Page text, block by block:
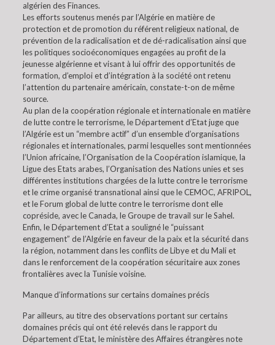
algérien des Finances.
Les efforts soutenus menés par l’Algérie en matière de
protection et de promotion du référent religieux national, de
prévention de la radicalisation et de dé-radicalisation ainsi que
les politiques socioéconomiques engagées au profit de la
jeunesse algérienne et visant à lui offrir des opportunités de
formation, d’emploi et d’intégration à la société ont retenu
l’attention du partenaire américain, constate-t-on de même
source.
Au plan de la coopération régionale et internationale en matière
de lutte contre le terrorisme, le Département d’Etat juge que
l’Algérie est un “membre actif” d’un ensemble d’organisations
régionales et internationales, parmi lesquelles sont mentionnées
l’Union africaine, l’Organisation de la Coopération islamique, la
Ligue des Etats arabes, l’Organisation des Nations unies et ses
différentes institutions chargées de la lutte contre le terrorisme
et le crime organisé transnational ainsi que le CEMOC, AFRIPOL,
et le Forum global de lutte contre le terrorisme dont elle
copréside, avec le Canada, le Groupe de travail sur le Sahel.
Enfin, le Département d’Etat a souligné le “puissant
engagement” de l’Algérie en faveur de la paix et la sécurité dans
la région, notamment dans les conflits de Libye et du Mali et
dans le renforcement de la coopération sécuritaire aux zones
frontalières avec la Tunisie voisine.
Manque d’informations sur certains domaines précis
Par ailleurs, au titre des observations portant sur certains
domaines précis qui ont été relevés dans le rapport du
Département d’Etat, le ministère des Affaires étrangères note